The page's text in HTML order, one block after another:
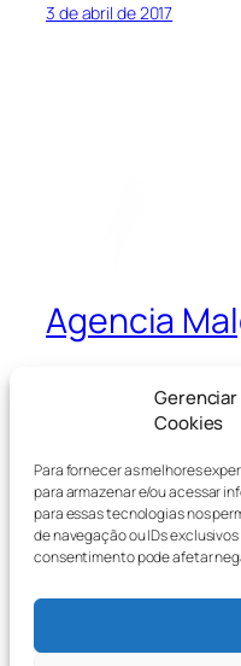
Cookies
Para fornecer as melhores
para armazenar e/ou acessar
para essas tecnologias nos
de navegação ou IDs
consentimento pode afetar
3 de abril de 2017
Agencia
A Agencia que Cria
Blog
Sobre
Perguntas
Autores